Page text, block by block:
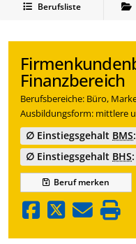
Berufsliste
Finanzbereich
Berufsbereiche: Büro,
Ausbildungsform: mittlere
∅ Einstiegsgehalt BMS
∅ Einstiegsgehalt BHS
Berufmerken